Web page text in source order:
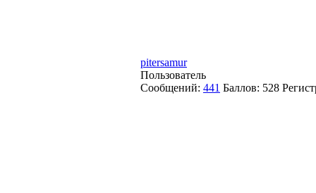
pitersamur
Пользователь
Сообщений: 441 Баллов: 528